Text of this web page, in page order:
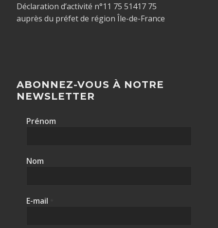
Déclaration d’activité n°11 75 51417 75
auprès du préfet de région Île-de-France
ABONNEZ-VOUS À NOTRE
NEWSLETTER
Prénom
Nom
E-mail